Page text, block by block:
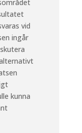
vid
ingår
kunna